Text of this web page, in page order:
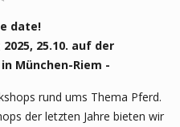
date!
25.10. auf der
München-Riem -
rund ums Thema Pferd.
der letzten Jahre bieten wir